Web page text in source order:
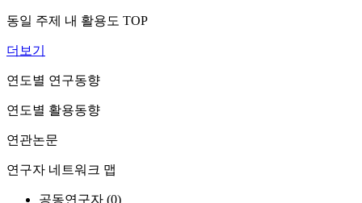
동일 주제 내 활용도 TOP
더보기
연도별 연구동향
연도별 활용동향
연관논문
연구자 네트워크 맵
공동연구자 (0)